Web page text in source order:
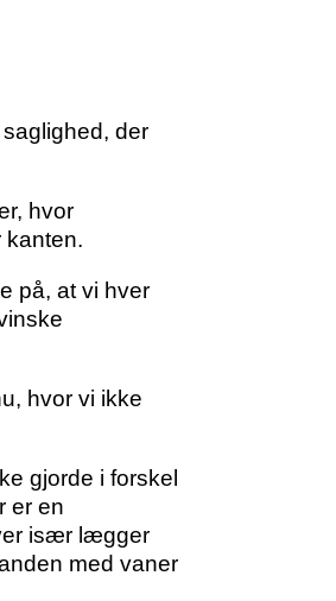
der
hvor
kanten.
på, at vi hver
hvor vi ikke
gjorde i forskel
er en
især lægger
med vaner